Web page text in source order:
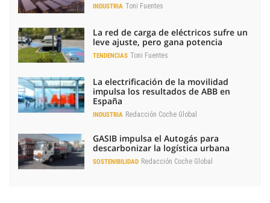
INDUSTRIA Toni Fuentes
La red de carga de eléctricos sufre un
leve ajuste, pero gana potencia
TENDENCIAS Toni Fuentes
La electrificación de la movilidad
impulsa los resultados de ABB en
España
INDUSTRIA Redacción Coche Global
GASIB impulsa el Autogás para
descarbonizar la logística urbana
SOSTENIBILIDAD Redacción Coche Global